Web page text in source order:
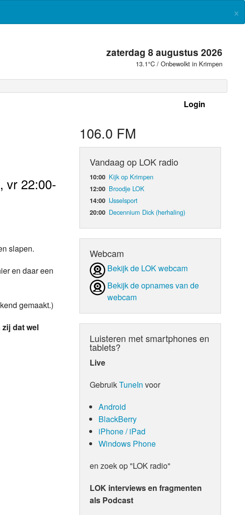
×
zaterdag 8 augustus 2026
13.1°C / Onbewolkt in Krimpen
Login
vr 22:00-
slapen.
en daar een
gemaakt.)
dat wel
106.0 FM
Vandaag op LOK radio
10:00 Kijk op Krimpen
12:00 Broodje LOK
14:00 IJsselsport
20:00 Decennium Dick (herhaling)
Webcam
Bekijk de LOK webcam
Bekijk de opnames van de
webcam
Luisteren met smartphones en
tablets?
Live
GebruikTuneIn voor
Android
BlackBerry
iPhone / iPad
Windows Phone
en zoek op "LOK radio"
LOK interviews en fragmenten
als Podcast